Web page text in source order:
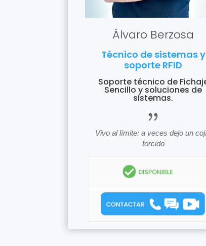
Álvaro Berzosa
Técnico de sistemas y
soporte RFID
Soporte técnico de
Sencillo y soluciones de
sistemas.
Vivo al límite: a veces dejo un
torcido